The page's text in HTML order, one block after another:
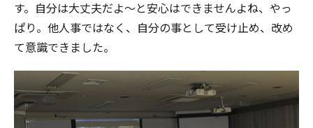
す。自分は大丈夫だよ～と安心はできませんよね、やっ
ぱり。他人事ではなく、自分の事として受け止め、改め
て意識できました。